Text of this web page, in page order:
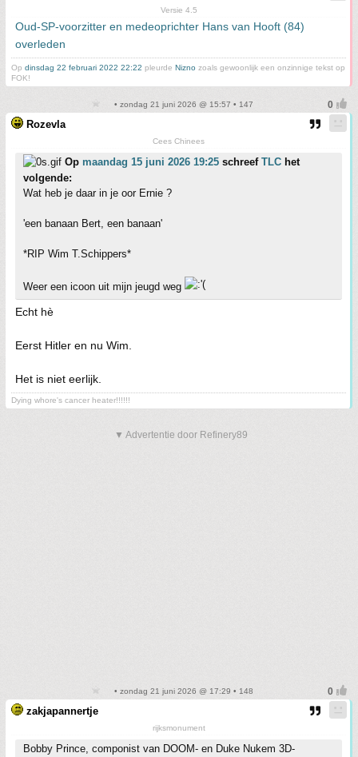
Versie 4.5
Oud-SP-voorzitter en medeoprichter Hans van Hooft (84)
overleden
Op dinsdag 22 februari 2022 22:22 pleurde Nizno zoals gewoonlijk een onzinnige tekst op
FOK!
• zondag 21 juni 2026 @ 15:57 • 147
Rozevla
Cees Chinees
Op maandag 15 juni 2026 19:25 schreef TLC het
volgende:
Wat heb je daar in je oor Ernie ?
'een banaan Bert, een banaan'
*RIP Wim T.Schippers*
Weer een icoon uit mijn jeugd weg
Echt hè
Eerst Hitler en nu Wim.
Het is niet eerlijk.
Dying whore's cancer heater!!!!!!
▼ Advertentie door Refinery89
• zondag 21 juni 2026 @ 17:29 • 148
zakjapannertje
rijksmonument
Bobby Prince, componist van DOOM- en Duke Nukem 3D-